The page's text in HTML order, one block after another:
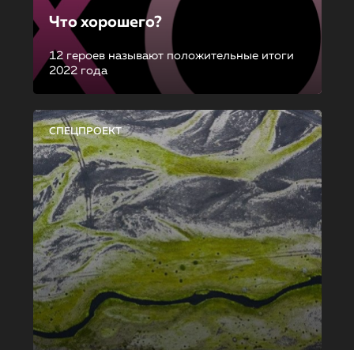
Что хорошего?
12 героев называют положительные итоги
2022 года
СПЕЦПРОЕКТ